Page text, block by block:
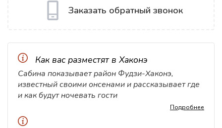
Заказать обратный звонок
Как вас разместят в Хаконэ
Сабина показывает район Фудзи-Хаконэ,
известный своими онсенами и рассказывает где
и как будут ночевать гости
Подробнее